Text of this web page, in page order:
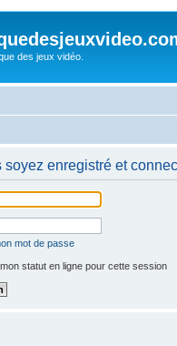
des jeux vidéo.
soyez enregistré et
mot de passe
statut en ligne pour cette session